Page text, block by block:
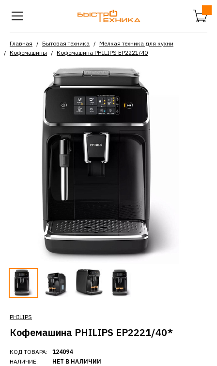
Главная Бытовая техника
Мелкая техника для кухни
Кофемашины
Кофемашина PHILIPS EP2221/40
PHILIPS
Кофемашина PHILIPS EP2221/40*
КОД ТОВАРА:
НАЛИЧИЕ:
124094
НЕТ В НАЛИЧИИ